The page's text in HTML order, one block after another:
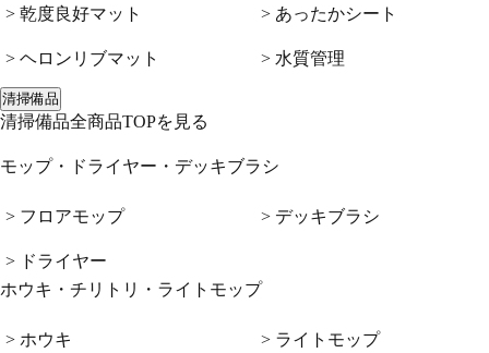
> 乾度良好マット
> ヘロンリブマット
> あったかシート
> 水質管理
清掃備品
清掃備品全商品TOPを見る
モップ・ドライヤー・デッキブラシ
> フロアモップ
> ドライヤー
> デッキブラシ
ホウキ・チリトリ・ライトモップ
> ホウキ > ライトモップ